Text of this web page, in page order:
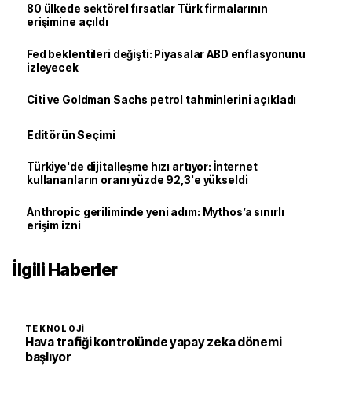
80 ülkede sektörel fırsatlar Türk firmalarının
erişimine açıldı
Fed beklentileri değişti: Piyasalar ABD enflasyonunu
izleyecek
Citi ve Goldman Sachs petrol tahminlerini açıkladı
Editörün Seçimi
Türkiye'de dijitalleşme hızı artıyor: İnternet
kullananların oranı yüzde 92,3'e yükseldi
Anthropic geriliminde yeni adım: Mythos’a sınırlı
erişim izni
İlgili Haberler
TEKNOLOJI
Hava trafiği kontrolünde yapay zeka dönemi
başlıyor